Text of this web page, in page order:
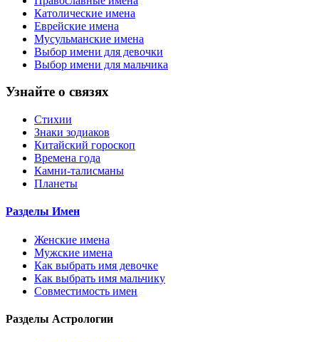
Католические имена
Еврейские имена
Мусульманские имена
Выбор имени для девочки
Выбор имени для мальчика
Узнайте о связях
Стихии
Знаки зодиаков
Китайский гороскоп
Времена года
Камни-талисманы
Планеты
Разделы Имен
Женские имена
Мужские имена
Как выбрать имя девочке
Как выбрать имя мальчику
Совместимость имен
Разделы Астрологии